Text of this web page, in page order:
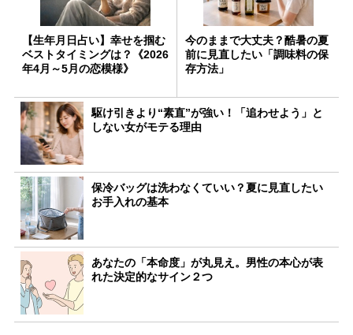
【生年月日占い】幸せを掴む
ベストタイミングは？《2026
年4月～5月の恋模様》
今のままで大丈夫？酷暑の夏
前に見直したい「調味料の保
存方法」
駆け引きより“素直”が強い！「追わせよう」と
しない女がモテる理由
保冷バッグは洗わなくていい？夏に見直したい
お手入れの基本
あなたの「本命度」が丸見え。男性の本心が表
れた決定的なサイン２つ